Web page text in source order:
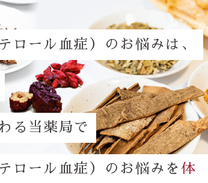
ロール血症）のお悩みは、
る当薬局で
ロール血症）のお悩みを 体